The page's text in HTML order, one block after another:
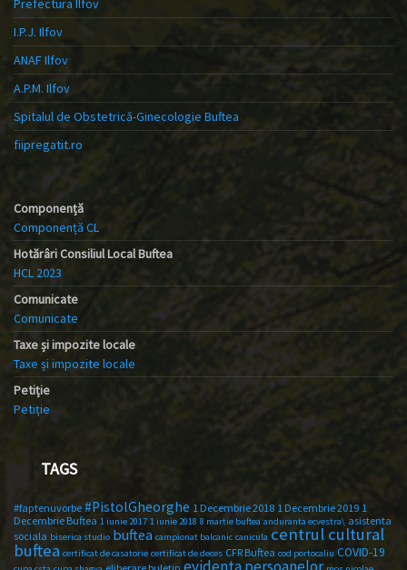
Prefectura Ilfov
I.P.J. Ilfov
ANAF Ilfov
A.P.M. Ilfov
Spitalul de Obstetrică-Ginecologie Buftea
fiipregatit.ro
Componență
Componență CL
Hotărâri Consiliul Local Buftea
HCL 2023
Comunicate
Comunicate
Taxe și impozite locale
Taxe și impozite locale
Petiție
Petiție
TAGS
#faptenuvorbe #PistolGheorghe 1 Decembrie 2018 1 Decembrie 2019 1
Decembrie Buftea 1 iunie 2017 1 iunie 2018 8 martie buftea anduranta ecvestra\ asistenta
sociala biserica studio buftea campionat balcanic canicula centrul cultural
buftea certificat de casatorie certificat de deces CFR Buftea cod portocaliu COVID-19